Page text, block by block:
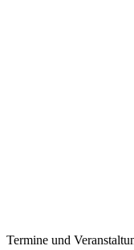
Termine und